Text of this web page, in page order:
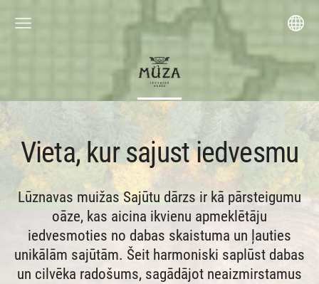
Vieta, kur sajust iedvesmu
Lūznavas muižas Sajūtu dārzs ir kā pārsteigumu
oāze, kas aicina ikvienu apmeklētāju
iedvesmoties no dabas skaistuma un ļauties
unikālām sajūtām. Šeit harmoniski saplūst dabas
un cilvēka radošums, sagādājot neaizmirstamus